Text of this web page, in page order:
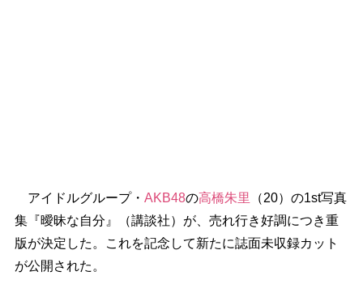
アイドルグループ・ AKB48の高橋朱里
（20）の1st写真
集『曖昧な自分』（講談社）が、売れ行き好調につき重
版が決定した。これを記念して新たに誌面未収録カット
が公開された。